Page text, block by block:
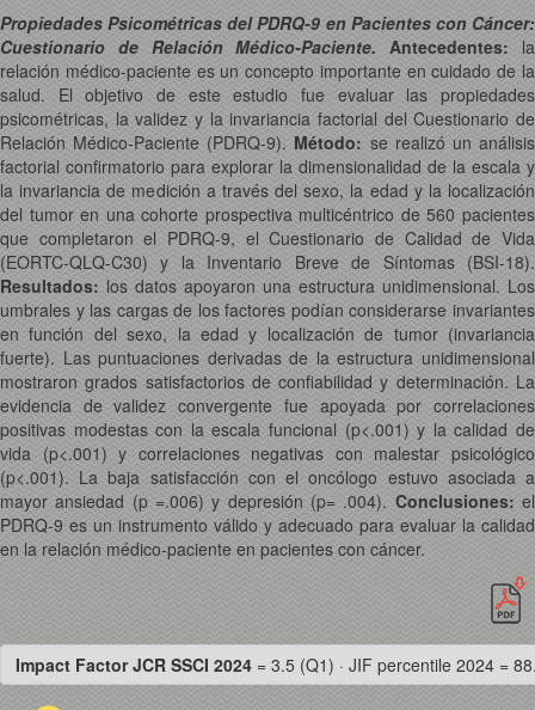
Propiedades Psicométricas del PDRQ-9 en Pacientes con Cáncer:
Cuestionario de Relación Médico-Paciente.
Antecedentes: la
relación médico-paciente es un concepto importante en cuidado de la
salud. El objetivo de este estudio fue evaluar las propiedades
psicométricas, la validez y la invariancia factorial del Cuestionario de
Relación Médico-Paciente (PDRQ-9).Método: se realizó un análisis
factorial confirmatorio para explorar la dimensionalidad de la escala y
la invariancia de medición a través del sexo, la edad y la localización
del tumor en una cohorte prospectiva multicéntrico de 560 pacientes
que completaron el PDRQ-9, el Cuestionario de Calidad de Vida
(EORTC-QLQ-C30) y la Inventario Breve de Síntomas (BSI-18).
Resultados: los datos apoyaron una estructura unidimensional. Los
umbrales y las cargas de los factores podían considerarse invariantes
en función del sexo, la edad y localización de tumor (invariancia
fuerte). Las puntuaciones derivadas de la estructura unidimensional
mostraron grados satisfactorios de confiabilidad y determinación. La
evidencia de validez convergente fue apoyada por correlaciones
positivas modestas con la escala funcional (p<.001) y la calidad de
vida (p<.001) y correlaciones negativas con malestar psicológico
(p<.001). La baja satisfacción con el oncólogo estuvo asociada a
mayor ansiedad (p =.006) y depresión (p= .004). Conclusiones: el
PDRQ-9 es un instrumento válido y adecuado para evaluar la calidad
en la relación médico-paciente en pacientes con cáncer.
Impact Factor JCR SSCI 2024 = 3.5 (Q1) · JIF percentile 2024 =